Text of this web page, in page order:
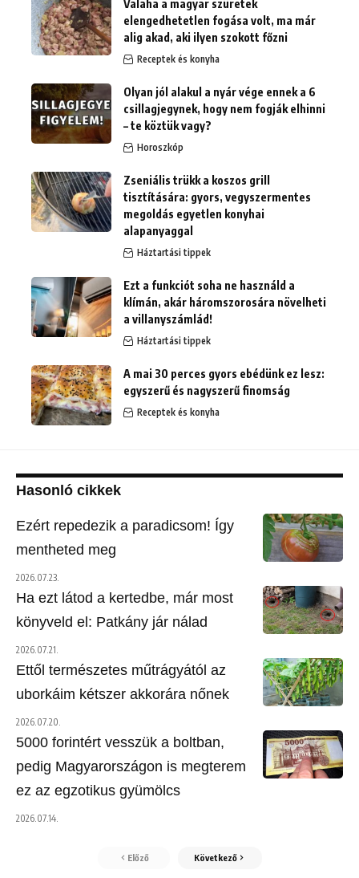
Valaha a magyar szüretek
elengedhetetlen fogása volt, ma már
alig akad, aki ilyen szokott főzni
Receptek és konyha
Olyan jól alakul a nyár vége ennek a 6
csillagjegynek, hogy nem fogják elhinni
– te köztük vagy?
Horoszkóp
Zseniális trükk a koszos grill
tisztítására: gyors, vegyszermentes
megoldás egyetlen konyhai
alapanyaggal
Háztartási tippek
Ezt a funkciót soha ne használd a
klímán, akár háromszorosára növelheti
a villanyszámlád!
Háztartási tippek
A mai 30 perces gyors ebédünk ez lesz:
egyszerű és nagyszerű finomság
Receptek és konyha
Hasonló cikkek
Ezért repedezik a paradicsom! Így
mentheted meg
2026.07.23.
Ha ezt látod a kertedbe, már most
könyveld el: Patkány jár nálad
2026.07.21.
Ettől természetes műtrágyától az
uborkáim kétszer akkorára nőnek
2026.07.20.
5000 forintért vesszük a boltban,
pedig Magyarországon is megterem
ez az egzotikus gyümölcs
2026.07.14.
Előző Következő